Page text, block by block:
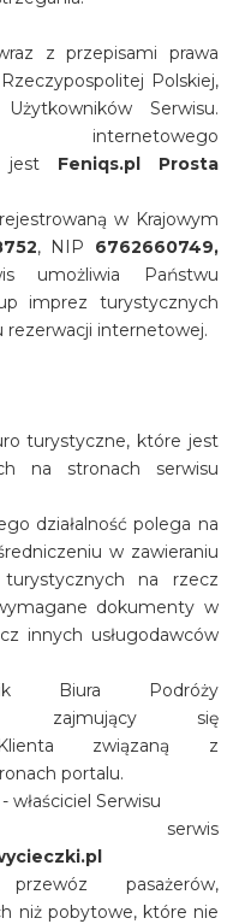
z przepisami prawa
Polskiej,
Serwisu.
internetowego
jest Feniqs.pl Prosta
w Krajowym
, NIP 6762660749,
umożliwia Państwu
imprez turystycznych
internetowej.
turystyczne, które jest
na stronach serwisu
działalność polega na
w zawieraniu
na rzecz
dokumenty w
innych usługodawców
Biura Podróży
zajmujący się
związaną z
portalu.
właściciel Serwisu
serwis
pasażerów,
niż pobytowe, które nie